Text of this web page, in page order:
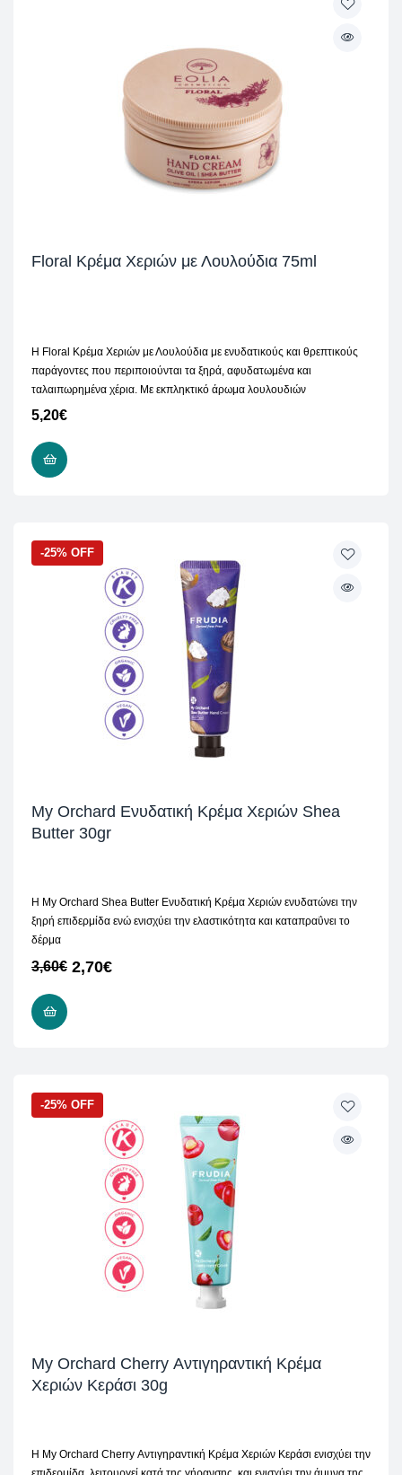
Floral Κρέμα Χεριών με Λουλούδια 75ml
Η Floral Κρέμα Χεριών με Λουλούδια με ενυδατικούς και θρεπτικούς
παράγοντες που περιποιούνται τα ξηρά, αφυδατωμένα και
ταλαιπωρημένα χέρια. Με εκπληκτικό άρωμα λουλουδιών
5,20€
-25% OFF
My Orchard Ενυδατική Κρέμα Χεριών Shea
Butter 30gr
Η My Orchard Shea Butter Ενυδατική Κρέμα Χεριών ενυδατώνει την
ξηρή επιδερμίδα ενώ ενισχύει την ελαστικότητα και καταπραΰνει το
δέρμα
3,60€ 2,70€
-25% OFF
My Orchard Cherry Αντιγηραντική Κρέμα
Χεριών Κεράσι 30g
Η My Orchard Cherry Αντιγηραντική Κρέμα Χεριών Κεράσι ενισχύει την